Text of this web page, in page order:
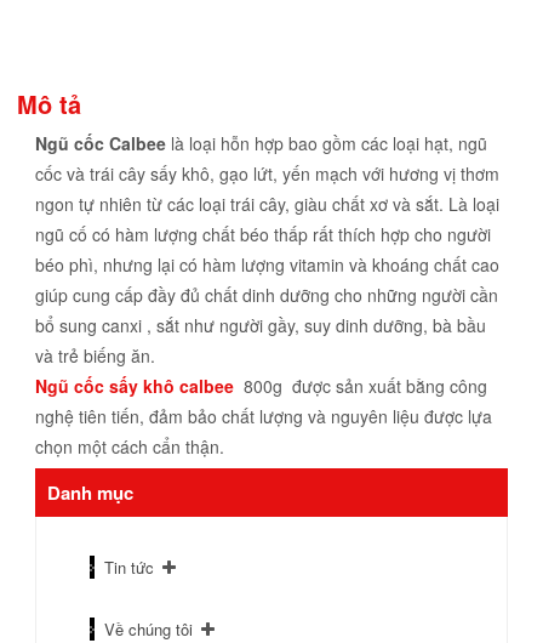
Mô tả
Ngũ cốc Calbee là loại hỗn hợp bao gồm các loại hạt, ngũ
cốc và trái cây sấy khô, gạo lứt, yến mạch với hương vị thơm
ngon tự nhiên từ các loại trái cây, giàu chất xơ và sắt. Là loại
ngũ cố có hàm lượng chất béo thấp rất thích hợp cho người
béo phì, nhưng lại có hàm lượng vitamin và khoáng chất cao
giúp cung cấp đầy đủ chất dinh dưỡng cho những người cần
bổ sung canxi , sắt như người gầy, suy dinh dưỡng, bà bầu
và trẻ biếng ăn.
Ngũ cốc sấy khô calbee 800g được sản xuất bằng công
nghệ tiên tiến, đảm bảo chất lượng và nguyên liệu được lựa
chọn một cách cẩn thận.
Danh mục
Tin tức
Về chúng tôi